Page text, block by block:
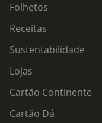
Folhetos
Receitas
Sustentabilidade
Lojas
Cartão Continente
Cartão Dá